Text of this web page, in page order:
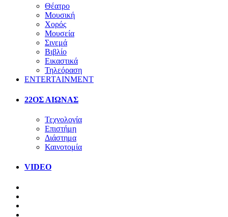
Θέατρο
Μουσική
Χορός
Μουσεία
Σινεμά
Βιβλίο
Εικαστικά
Τηλεόραση
ENTERTAINMENT
22ΟΣ ΑΙΩΝΑΣ
Τεχνολογία
Επιστήμη
Διάστημα
Καινοτομία
VIDEO